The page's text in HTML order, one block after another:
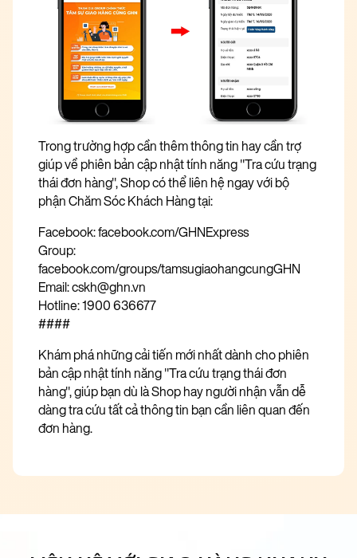
Trong trường hợp cần thêm thông tin hay cần trợ
giúp về phiên bản cập nhật tính năng "Tra cứu trạng
thái đơn hàng", Shop có thể liên hệ ngay với bộ
phận Chăm Sóc Khách Hàng tại:
Facebook:facebook.com/GHNExpress
Group:
facebook.com/groups/tamsugiaohangcungGHN
Email: cskh@ghn.vn
Hotline: 1900 636677
####
Khám phá những cải tiến mới nhất dành cho phiên
bản cập nhật tính năng "Tra cứu trạng thái đơn
hàng", giúp bạn dù là Shop hay người nhận vẫn dễ
dàng tra cứu tất cả thông tin bạn cần liên quan đến
đơn hàng.